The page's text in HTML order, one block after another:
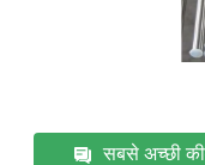
सबसे अच्छी